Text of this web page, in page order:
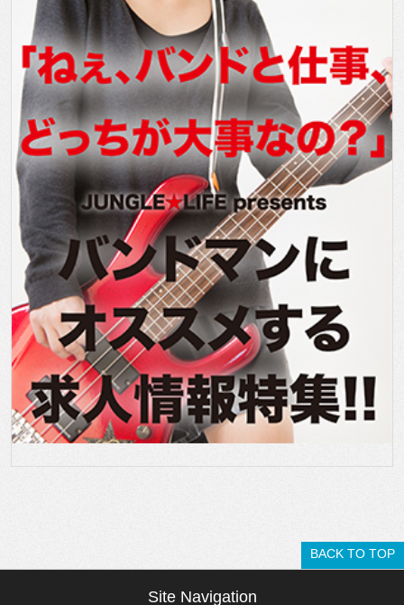
BACK TO TOP
Site Navigation